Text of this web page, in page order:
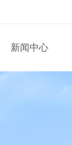
新闻中心